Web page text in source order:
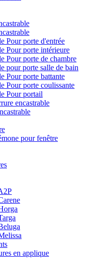
Pour porte d'entrée
Pour porte intérieure
Pour porte de chambre
pour porte salle de bain
Pour porte battante
Pour porte coulissante
Pour portail
encastrable
pour fenêtre
en applique